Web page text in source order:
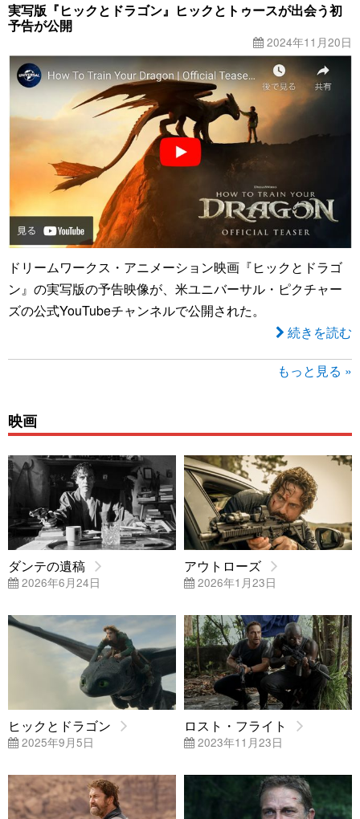
実写版『ヒックとドラゴン』ヒックとトゥースが出会う初
予告が公開
2024年11月20日
ドリームワークス・アニメーション映画『ヒックとドラゴ
ン』の実写版の予告映像が、米ユニバーサル・ピクチャー
ズの公式YouTubeチャンネルで公開された。
続きを読む
もっと見る »
映画
ダンテの遺稿
2026年6月24日
アウトローズ
2026年1月23日
ヒックとドラゴン
2025年9月5日
ロスト・フライト
2023年11月23日